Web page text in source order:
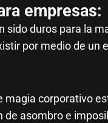
empresas:
sido duros para la
por medio de un
magia corporativo
de asombro e